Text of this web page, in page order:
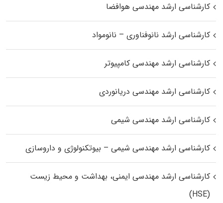
کارشناسی ارشد مهندسی هوافضا
کارشناسی ارشد نانوفناوری – نانومواد
کارشناسی ارشد مهندسی کامپیوتر
کارشناسی ارشد مهندسی دریانوردی
کارشناسی ارشد مهندسی شیمی
کارشناسی ارشد مهندسی شیمی – بیوتکنولوژی و داروسازی
کارشناسی ارشد مهندسی ایمنی، بهداشت و محیط زیست
(HSE)